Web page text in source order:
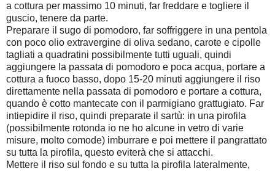
a cottura per massimo 10 minuti, far freddare e togliere il
guscio, tenere da parte.
Preparare il sugo di pomodoro, far soffriggere in una pentola
con poco olio extravergine di oliva sedano, carote e cipolle
tagliati a quadratini possibilmente tutti uguali, quindi
aggiungere la passata di pomodoro e poca acqua, portare a
cottura a fuoco basso, dopo 15-20 minuti aggiungere il riso
direttamente nella passata di pomodoro e portare a cottura,
quando è cotto mantecate con il parmigiano grattugiato. Far
intiepidire il riso, quindi preparate il sartù: in una pirofila
(possibilmente rotonda io ne ho alcune in vetro di varie
misure, molto comode) imburrare e poi mettere il pangrattato
su tutta la pirofila, questo eviterà che si attacchi.
Mettere il riso sul fondo e su tutta la pirofila lateralmente,